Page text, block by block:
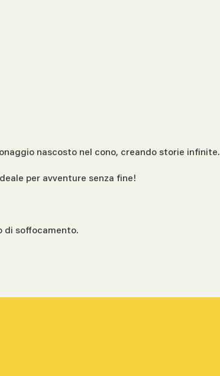
nascosto nel cono, creando storie infinite.
per avventure senza fine!
di soffocamento.